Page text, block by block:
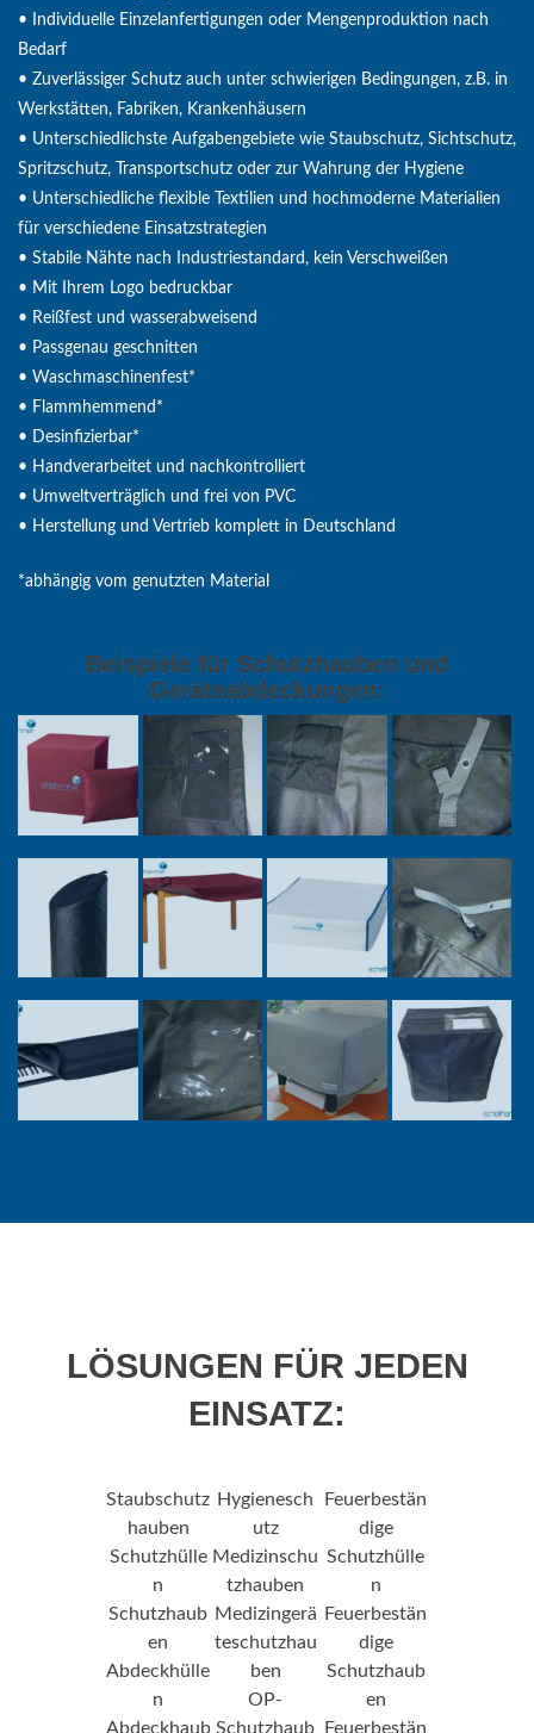
• Individuelle Einzelanfertigungen oder Mengenproduktion nach
Bedarf
• Zuverlässiger Schutz auch unter schwierigen Bedingungen, z.B. in
Werkstätten, Fabriken, Krankenhäusern
• Unterschiedlichste Aufgabengebiete wie Staubschutz, Sichtschutz,
Spritzschutz, Transportschutz oder zur Wahrung der Hygiene
• Unterschiedliche flexible Textilien und hochmoderne Materialien
für verschiedene Einsatzstrategien
• Stabile Nähte nach Industriestandard, kein Verschweißen
• Mit Ihrem Logo bedruckbar
• Reißfest und wasserabweisend
• Passgenau geschnitten
• Waschmaschinenfest*
• Flammhemmend*
• Desinfizierbar*
• Handverarbeitet und nachkontrolliert
• Umweltverträglich und frei von PVC
• Herstellung und Vertrieb komplett in Deutschland
*abhängig vom genutzten Material
Beispiele für Schutzhauben und
Geräteabdeckungen:
LÖSUNGEN FÜR JEDEN
EINSATZ:
Staubschutz
hauben
Schutzhülle
n
Schutzhaub
en
Abdeckhülle
n
Abdeckhaub
Feuerbestän
dige
Schutzhülle
n
Feuerbestän
dige
Schutzhaub
en
Feuerbestän
Hygienesch
utz
Medizinschu
tzhauben
Medizingerä
teschutzhau
ben
OP-
Schutzhaub